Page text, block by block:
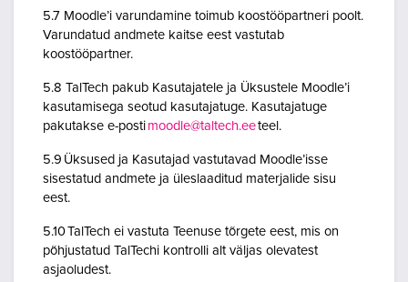
5.7 Moodle’i varundamine toimub koostööpartneri poolt.
Varundatud andmete kaitse eest vastutab
koostööpartner.
5.8 TalTech pakub Kasutajatele ja Üksustele Moodle’i
kasutamisega seotud kasutajatuge. Kasutajatuge
pakutakse e-posti moodle@taltech.eeteel.
5.9 Üksused ja Kasutajad vastutavad Moodle’isse
sisestatud andmete ja üleslaaditud materjalide sisu
eest.
5.10 TalTech ei vastuta Teenuse tõrgete eest, mis on
põhjustatud TalTechi kontrolli alt väljas olevatest
asjaoludest.